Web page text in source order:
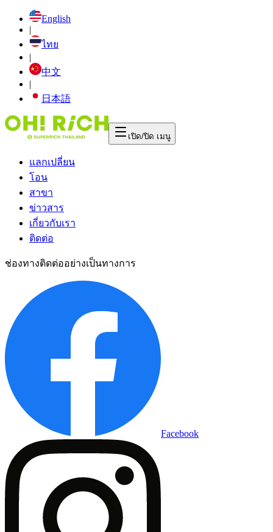
English
|
ไทย
|
中文
|
日本語
เปิด/ปิด เมนู
แลกเปลี่ยน
โอน
สาขา
ข่าวสาร
เกี่ยวกับเรา
ติดต่อ
ช่องทางติดต่ออย่างเป็นทางการ
Facebook